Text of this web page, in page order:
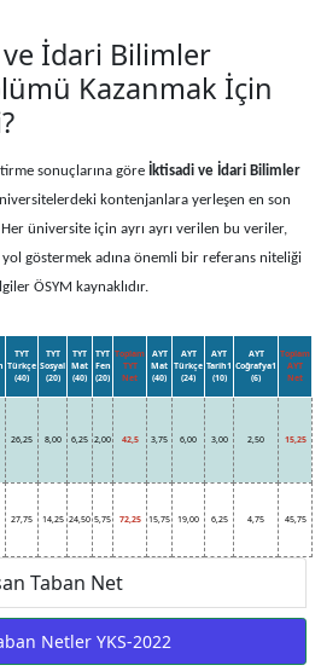
İdari Bilimler
Kazanmak İçin
sonuçlarına göre
İktisadi ve İdari Bilimler
kontenjanlara yerleşen en son
üniversite için ayrı ayrı verilen bu veriler,
göstermek adına önemli bir referans niteliği
ÖSYM kaynaklıdır.
TYT
Türkçe
(40)
TYT
Sosyal
(20)
TYT
Mat
(40)
TYT
Fen
(20)
Toplam
TYT
Net
AYT
Mat
(40)
AYT
Türkçe
(24)
AYT
Tarih1
(10)
AYT
Coğrafya1
(6)
Toplam
AYT
Net
26,25 8,00 6,25 2,00 42,5 3,75 6,00 3,00 2,50 15,25
27,75 14,25 24,50 5,75 72,25 15,75 19,00 6,25 4,75 45,75
Taban Net
Netler YKS-2022